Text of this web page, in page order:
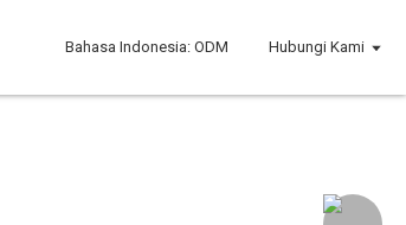
Bahasa Indonesia: ODM Hubungi Kami